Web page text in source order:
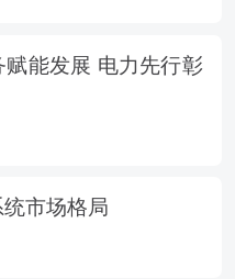
能发展 电力先行彰
市场格局